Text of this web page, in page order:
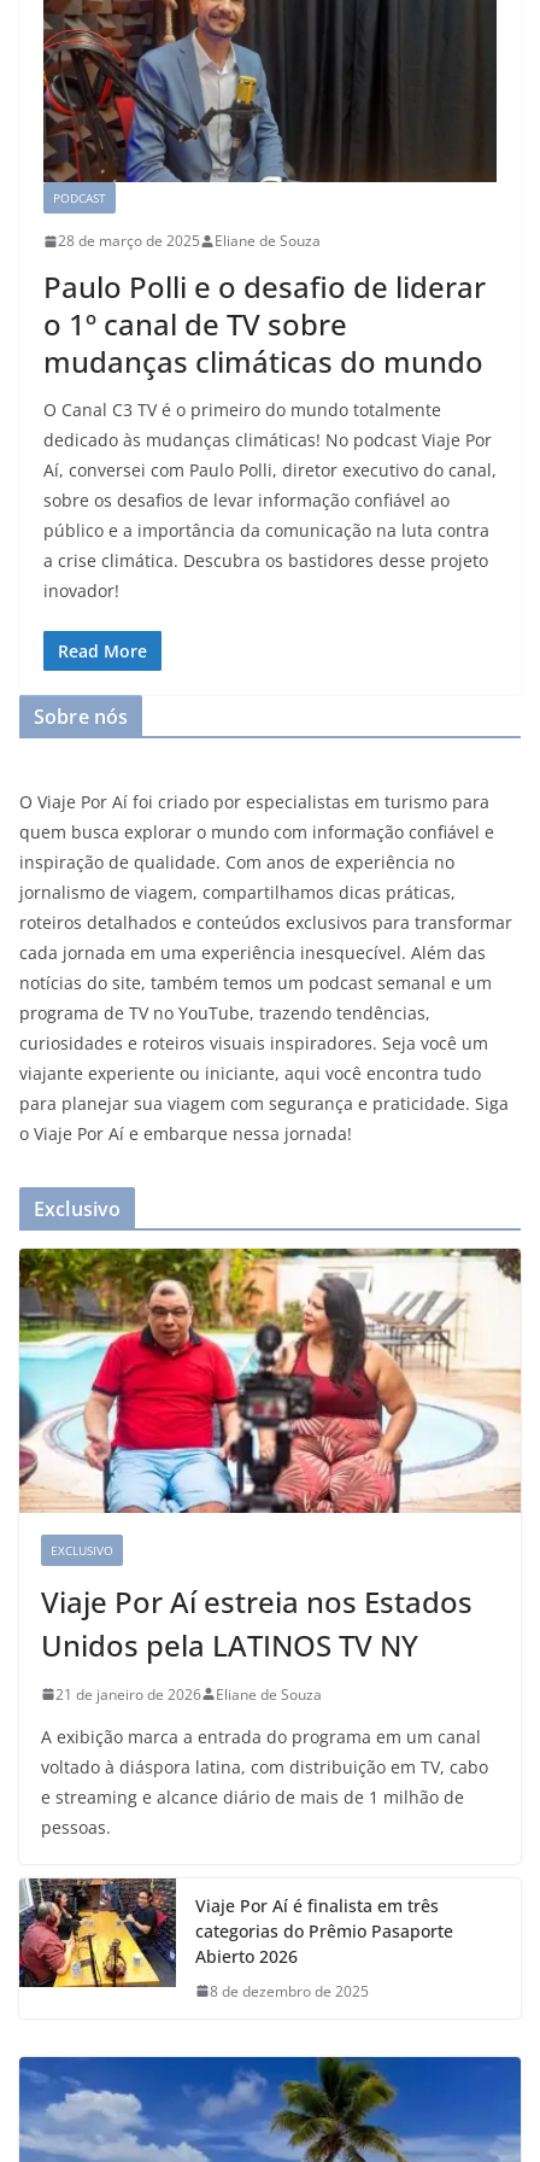
PODCAST
28 de março de 2025 Eliane de Souza
Paulo Polli e o desafio de liderar
o 1º canal de TV sobre
mudanças climáticas do mundo
O Canal C3 TV é o primeiro do mundo totalmente
dedicado às mudanças climáticas! No podcast Viaje Por
Aí, conversei com Paulo Polli, diretor executivo do canal,
sobre os desafios de levar informação confiável ao
público e a importância da comunicação na luta contra
a crise climática. Descubra os bastidores desse projeto
inovador!
Read More
Sobre nós
O Viaje Por Aí foi criado por especialistas em turismo para
quem busca explorar o mundo com informação confiável e
inspiração de qualidade. Com anos de experiência no
jornalismo de viagem, compartilhamos dicas práticas,
roteiros detalhados e conteúdos exclusivos para transformar
cada jornada em uma experiência inesquecível. Além das
notícias do site, também temos um podcast semanal e um
programa de TV no YouTube, trazendo tendências,
curiosidades e roteiros visuais inspiradores. Seja você um
viajante experiente ou iniciante, aqui você encontra tudo
para planejar sua viagem com segurança e praticidade. Siga
o Viaje Por Aí e embarque nessa jornada!
Exclusivo
EXCLUSIVO
Viaje Por Aí estreia nos Estados
Unidos pela LATINOS TV NY
21 de janeiro de 2026 Eliane de Souza
A exibição marca a entrada do programa em um canal
voltado à diáspora latina, com distribuição em TV, cabo
e streaming e alcance diário de mais de 1 milhão de
pessoas.
Viaje Por Aí é finalista em três
categorias do Prêmio Pasaporte
Abierto 2026
8 de dezembro de 2025